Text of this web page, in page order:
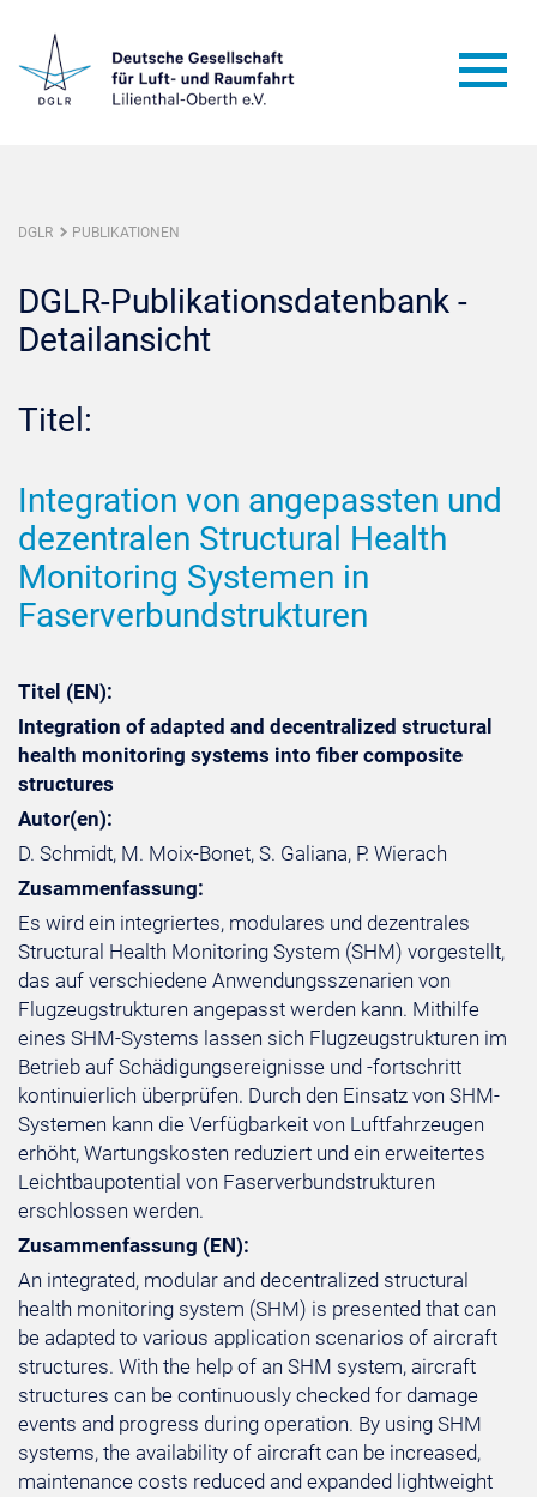
DGLR PUBLIKATIONEN
DGLR-Publikationsdatenbank -
Detailansicht
Titel:
Integration von angepassten und
dezentralen Structural Health
Monitoring Systemen in
Faserverbundstrukturen
Titel (EN):
Integration of adapted and decentralized structural
health monitoring systems into fiber composite
structures
Autor(en):
D. Schmidt, M. Moix-Bonet, S. Galiana, P. Wierach
Zusammenfassung:
Es wird ein integriertes, modulares und dezentrales
Structural Health Monitoring System (SHM) vorgestellt,
das auf verschiedene Anwendungsszenarien von
Flugzeugstrukturen angepasst werden kann. Mithilfe
eines SHM-Systems lassen sich Flugzeugstrukturen im
Betrieb auf Schädigungsereignisse und -fortschritt
kontinuierlich überprüfen. Durch den Einsatz von SHM-
Systemen kann die Verfügbarkeit von Luftfahrzeugen
erhöht, Wartungskosten reduziert und ein erweitertes
Leichtbaupotential von Faserverbundstrukturen
erschlossen werden.
Zusammenfassung (EN):
An integrated, modular and decentralized structural
health monitoring system (SHM) is presented that can
be adapted to various application scenarios of aircraft
structures. With the help of an SHM system, aircraft
structures can be continuously checked for damage
events and progress during operation. By using SHM
systems, the availability of aircraft can be increased,
maintenance costs reduced and expanded lightweight